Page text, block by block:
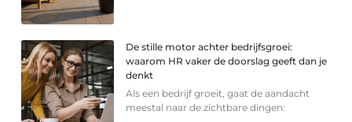
De stille motor achter bedrijfsgroei:
waarom HR vaker de doorslag geeft dan je
denkt
Als een bedrijf groeit, gaat de aandacht
meestal naar de zichtbare dingen: